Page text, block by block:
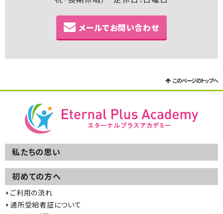
メールでお問い合わせ
このページのトップへ
私たちの思い
初めての方へ
ご利用の流れ
通所受給者証について